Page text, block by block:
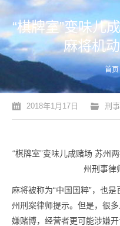
“棋牌室”变味儿
麻将机
您的位置： 首页
2018年1月17日 刑
“棋牌室”变味儿成赌场 苏州
州刑事律
麻将被称为“中国国粹”，也
州刑案律师提示。但是，很
嫌赌博，经营者更可能涉嫌